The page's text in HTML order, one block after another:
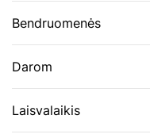
Bendruomenės
Darom
Laisvalaikis